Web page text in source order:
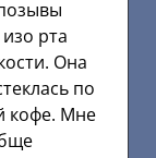
рта
Она
по
кофе. Мне